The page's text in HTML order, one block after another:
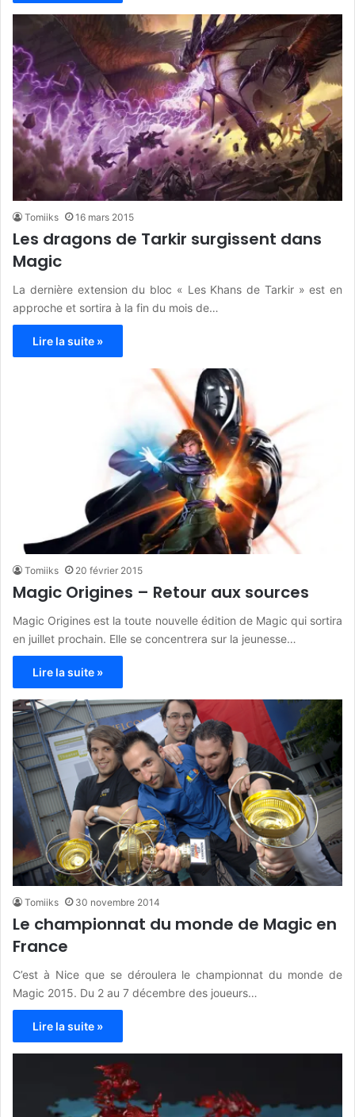
Tomiiks 16 mars 2015
Les dragons de Tarkir surgissent dans
Magic
La dernière extension du bloc « Les Khans de Tarkir » est en
approche et sortira à la fin du mois de…
Lire la suite »
Tomiiks 20 février 2015
Magic Origines – Retour aux sources
Magic Origines est la toute nouvelle édition de Magic qui sortira
en juillet prochain. Elle se concentrera sur la jeunesse…
Lire la suite »
Tomiiks 30 novembre 2014
Le championnat du monde de Magic en
France
C’est à Nice que se déroulera le championnat du monde de
Magic 2015. Du 2 au 7 décembre des joueurs…
Lire la suite »